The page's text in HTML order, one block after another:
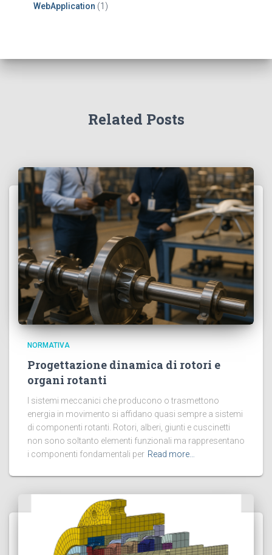
WebApplication (1)
Related Posts
NORMATIVA
Progettazione dinamica di rotori e
organi rotanti
I sistemi meccanici che producono o trasmettono
energia in movimento si affidano quasi sempre a sistemi
di componenti rotanti. Rotori, alberi, giunti e cuscinetti
non sono soltanto elementi funzionali ma rappresentano
i componenti fondamentali per Read more…